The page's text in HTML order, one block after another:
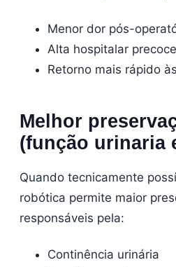
Menor dor pós-
Alta hospitalar precoce
Retorno mais rápido
Melhor
(função urinaria
Quando tecnicamente
robótica permite maior
responsáveis pela:
Continência urinária